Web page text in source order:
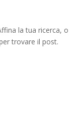
la tua ricerca, o
trovare il post.